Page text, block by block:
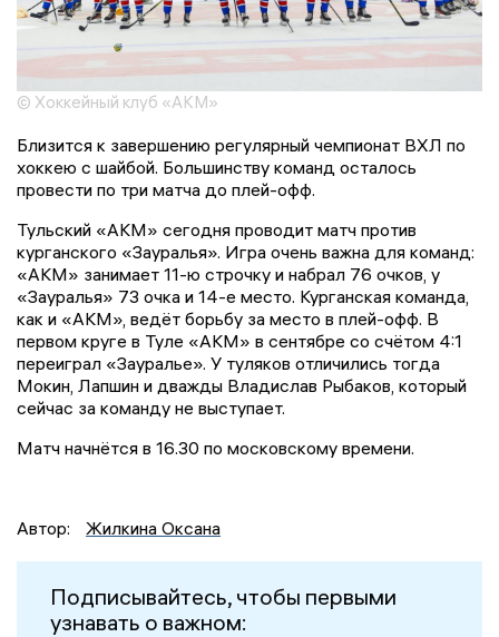
© Хоккейный клуб «АКМ»
Близится к завершению регулярный чемпионат ВХЛ по
хоккею с шайбой. Большинству команд осталось
провести по три матча до плей-офф.
Тульский «АКМ» сегодня проводит матч против
курганского «Зауралья». Игра очень важна для команд:
«АКМ» занимает 11-ю строчку и набрал 76 очков, у
«Зауралья» 73 очка и 14-е место. Курганская команда,
как и «АКМ», ведёт борьбу за место в плей-офф. В
первом круге в Туле «АКМ» в сентябре со счётом 4:1
переиграл «Зауралье». У туляков отличились тогда
Мокин, Лапшин и дважды Владислав Рыбаков, который
сейчас за команду не выступает.
Матч начнётся в 16.30 по московскому времени.
Автор: Жилкина Оксана
Подписывайтесь, чтобы первыми
узнавать о важном: